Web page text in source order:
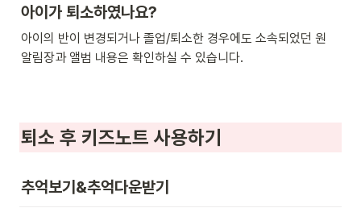
아이가 퇴소하였나요?
아이의 반이 변경되거나 졸업/퇴소한 경우에도 소속되었던 원
알림장과 앨범 내용은 확인하실 수 있습니다.
퇴소 후 키즈노트 사용하기
추억보기&추억다운받기